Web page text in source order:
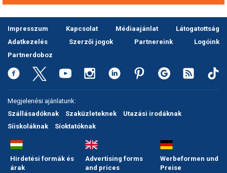
Impresszum Kapcsolat Médiaajánlat
Látogatottság
Adatkezelés
Szerzői jogok Partnereink
Logóink
Partnerdoboz
Megjelenési ajánlatunk:
Szállásadóknak
Szaküzleteknek
Utazási irodáknak
Síiskoláknak
Síoktatóknak
Hirdetési formák és
árak
Advertising forms
and prices
Werbeformen und
Preise